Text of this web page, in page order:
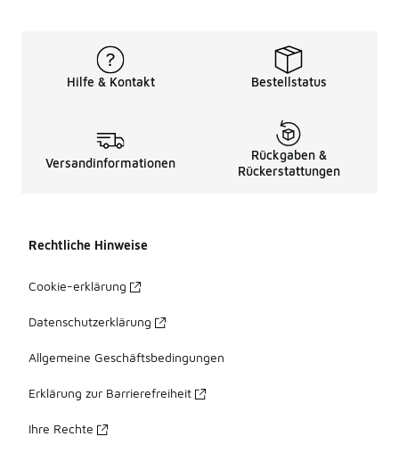
Hilfe & Kontakt Bestellstatus
Versandinformationen
Rückgaben &
Rückerstattungen
Rechtliche Hinweise
Cookie-erklärung
Datenschutzerklärung
Allgemeine Geschäftsbedingungen
Erklärung zur Barrierefreiheit
Ihre Rechte